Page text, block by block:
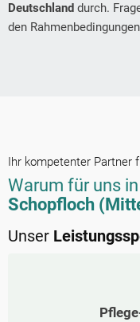
Deutschland durch.
den Rahmenbedingungen
Ihr kompetenter Partner
Warum für uns in
Schopfloch
Unser